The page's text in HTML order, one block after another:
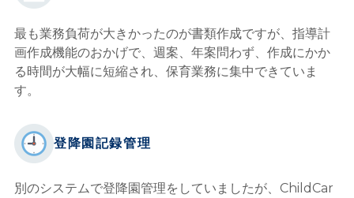
最も業務負荷が大きかったのが書類作成ですが、指導計
画作成機能のおかげで、週案、年案問わず、作成にかか
る時間が大幅に短縮され、保育業務に集中できていま
す。
登降園記録管理
別のシステムで登降園管理をしていましたが、ChildCar